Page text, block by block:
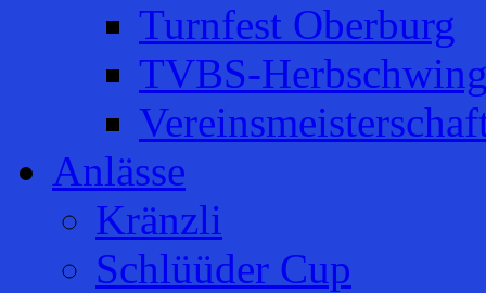
Turnfest Oberburg
TVBS-
Anlässe
Kränzli
Schlüüder Cup